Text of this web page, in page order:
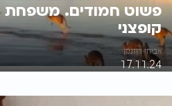
פשוט חמודים. משפחת
קופצני
אביחי רוזנמן
17.11.24